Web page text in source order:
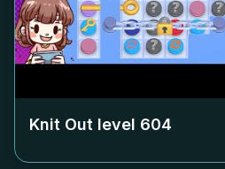
Knit Out level 604